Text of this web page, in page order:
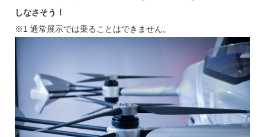
しなさそう！
※1 通常展示では乗ることはできません。